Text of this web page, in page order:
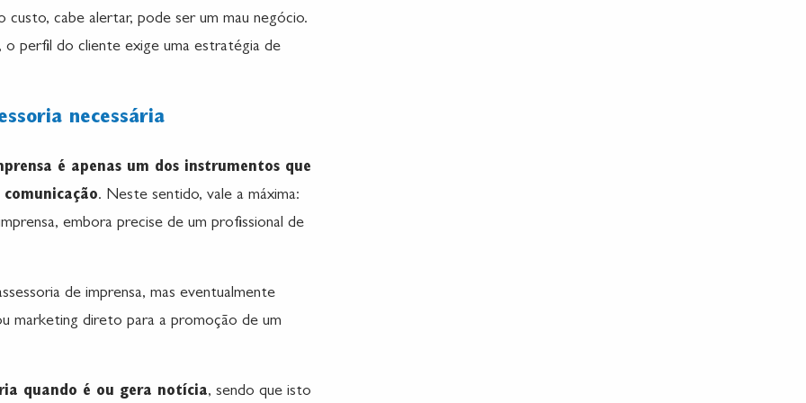
cabe alertar, pode ser um mau negócio.
perfil do cliente exige uma estratégia de
necessária
é apenas um dos instrumentos que
. Neste sentido, vale a máxima:
embora precise de um profissional de
de imprensa, mas eventualmente
marketing direto para a promoção de um
quando é ou gera notícia, sendo que isto